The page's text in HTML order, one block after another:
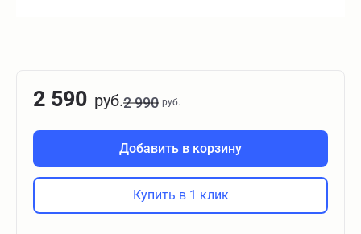
2 590 руб.2 990 руб.
Добавить в корзину
Купить в 1 клик